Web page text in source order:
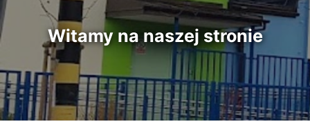
Witamy na naszej stronie